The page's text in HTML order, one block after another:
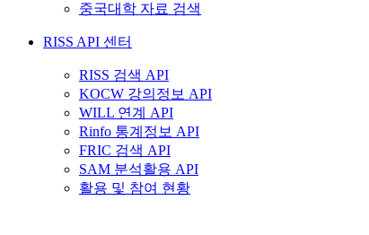
중국대학 자료 검색
RISS API 센터
RISS 검색 API
KOCW 강의정보 API
WILL 연계 API
Rinfo 통계정보 API
FRIC 검색 API
SAM 분석활용 API
활용 및 참여 현황